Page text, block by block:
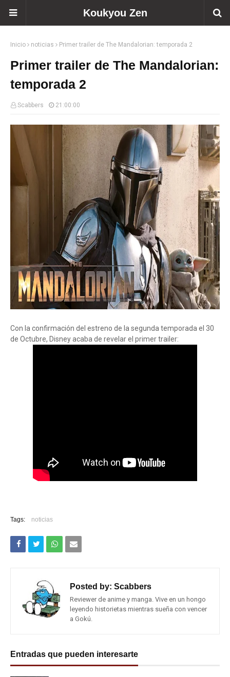
Koukyou Zen
Inicio noticias Primer trailer de The Mandalorian: temporada 2
Primer trailer de The Mandalorian:
temporada 2
Scabbers 21:00:00
Con la confirmación del estreno de la segunda temporada el 30
de Octubre, Disney acaba de revelar el primer trailer:
Tags: noticias
Posted by: Scabbers
Reviewer de anime y manga. Vive en un hongo
leyendo historietas mientras sueña con vencer
a Gokú.
Entradas que pueden interesarte